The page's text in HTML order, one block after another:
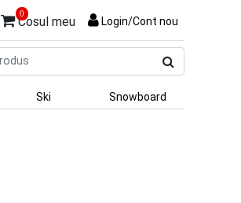
0
Cosul meu Login/Cont nou
produs
Ski Snowboard